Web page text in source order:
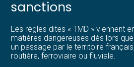
électronique
sanctions
Les règles dites « TMD » viennent
matières dangereuses dès lors
un passage par le territoire
routière, ferroviaire ou fluviale.